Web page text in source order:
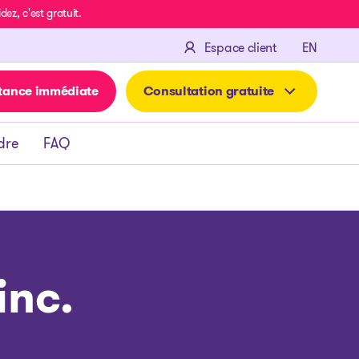
c'est gratuit.
Espace client EN
immédiate Consultation gratuite
FAQ